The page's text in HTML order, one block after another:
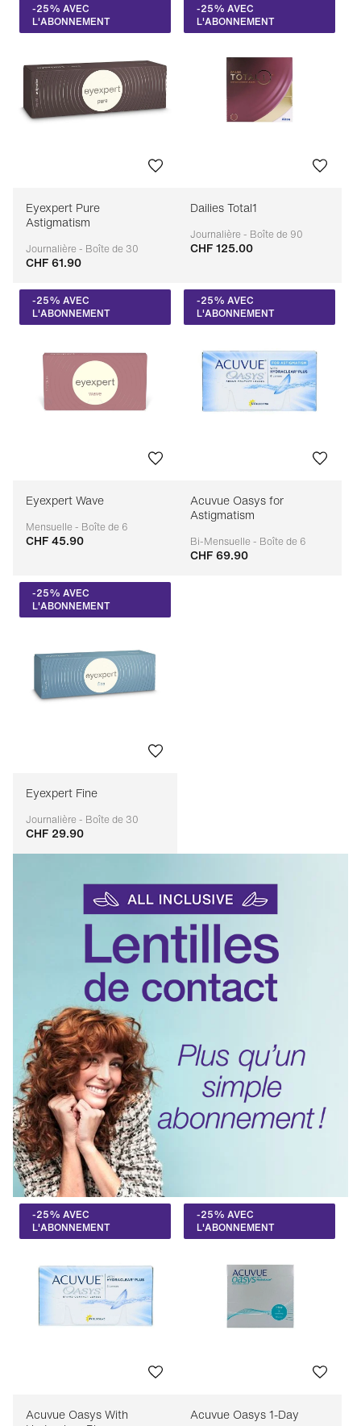
-25% AVEC
L'ABONNEMENT
Eyexpert Pure
Astigmatism
Journalière - Boîte de 30
Adaptable
CHF 61.90
-25% AVEC
L'ABONNEMENT
Dailies Total1
Journalière - Boîte de 90
Adaptable
CHF 125.00
-25% AVEC
L'ABONNEMENT
Eyexpert Wave
Mensuelle - Boîte de 6
Adaptable
CHF 45.90
-25% AVEC
L'ABONNEMENT
Acuvue Oasys for
Astigmatism
Bi-Mensuelle - Boîte de 6
Adaptable
CHF 69.90
-25% AVEC
L'ABONNEMENT
Eyexpert Fine
Journalière - Boîte de 30
Adaptable
CHF 29.90
-25% AVEC
L'ABONNEMENT
Acuvue Oasys With
-25% AVEC
L'ABONNEMENT
Acuvue Oasys 1-Day